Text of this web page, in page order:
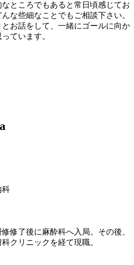
ところでもあると常日頃感じてお
な些細なことでもご相談下さい。
お話をして、一緒にゴールに向か
ています。
科
修了後に麻酔科へ入局。その後、
クリニックを経て現職。